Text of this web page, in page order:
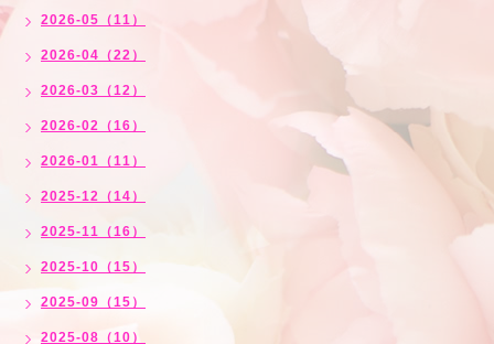
2026-05（11）
2026-04（22）
2026-03（12）
2026-02（16）
2026-01（11）
2025-12（14）
2025-11（16）
2025-10（15）
2025-09（15）
2025-08（10）